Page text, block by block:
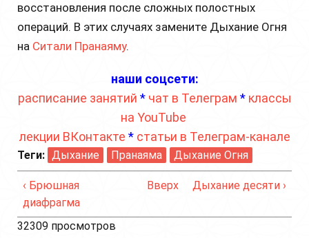
восстановления после сложных полостных
операций. В этих случаях замените Дыхание Огня
на Ситали Пранаяму.
наши соцсети:
расписание занятий * чат в Телеграм * классы
на YouTube
лекции ВКонтакте * статьи в Телеграм-канале
Теги: Дыхание Пранаяма Дыхание Огня
‹ Брюшная
диафрагма
Вверх Дыхание десяти ›
32309 просмотров